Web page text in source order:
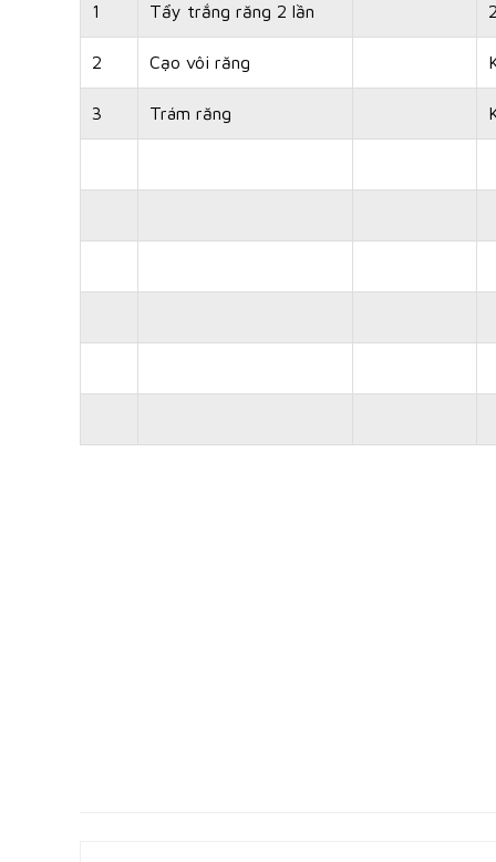
1 Tẩy trắng răng 2 lần 2
2 Cạo vôi răng
3 Trám răng